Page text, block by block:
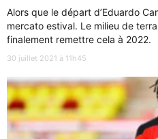
Alors que le départ d’Eduardo
mercato estival. Le milieu de
finalement remettre cela à 2022.
30 juillet 2021 à 11h45